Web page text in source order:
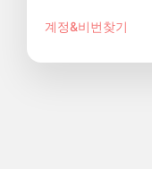
계정&비번찾기